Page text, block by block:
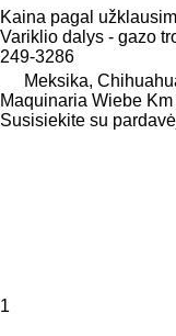
Kaina pagal
Variklio dalys - gazo
249-3286
Meksika,
Maquinaria Wiebe Km
Susisiekite su
1